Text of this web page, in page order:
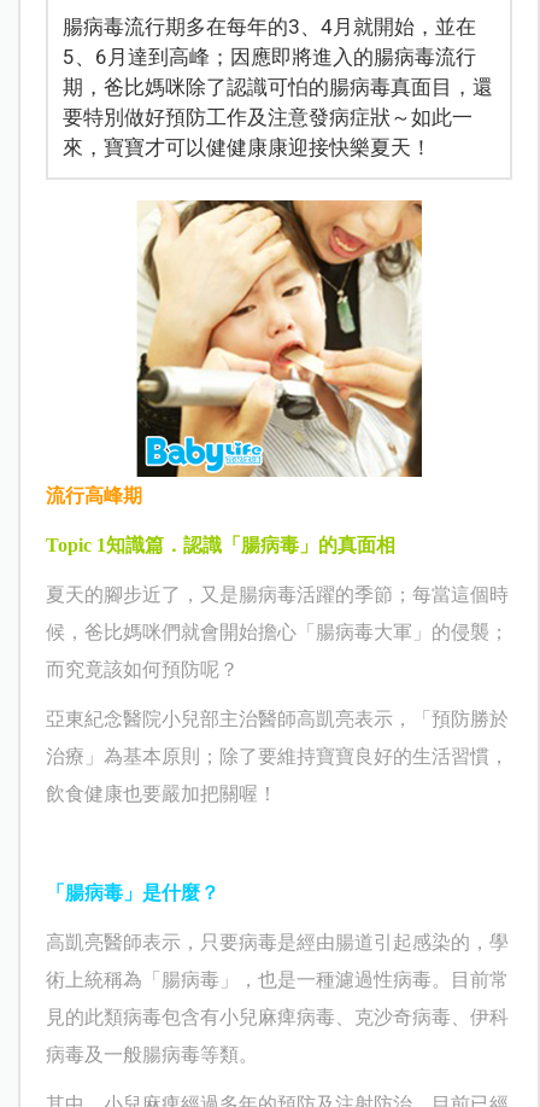
腸病毒流行期多在每年的3、4月就開始，並在
5、6月達到高峰；因應即將進入的腸病毒流行
期，爸比媽咪除了認識可怕的腸病毒真面目，還
要特別做好預防工作及注意發病症狀～如此一
來，寶寶才可以健健康康迎接快樂夏天！
流行高峰期
Topic 1知識篇．認識「腸病毒」的真面相
夏天的腳步近了，又是腸病毒活躍的季節；每當這個時
候，爸比媽咪們就會開始擔心「腸病毒大軍」的侵襲；
而究竟該如何預防呢？
亞東紀念醫院小兒部主治醫師高凱亮表示，「預防勝於
治療」為基本原則；除了要維持寶寶良好的生活習慣，
飲食健康也要嚴加把關喔！
「腸病毒」是什麼？
高凱亮醫師表示，只要病毒是經由腸道引起感染的，學
術上統稱為「腸病毒」，也是一種濾過性病毒。目前常
見的此類病毒包含有小兒麻痺病毒、克沙奇病毒、伊科
病毒及一般腸病毒等類。